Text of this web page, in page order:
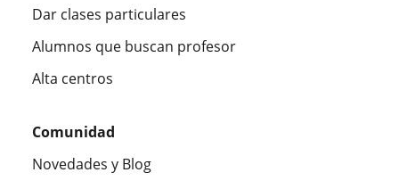
Dar clases particulares
Alumnos que buscan profesor
Alta centros
Comunidad
Novedades y Blog